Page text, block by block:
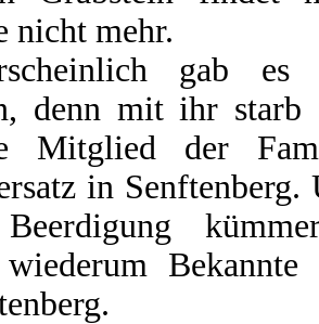
nicht mehr.
gab es
denn mit ihr starb
Mitglied der
in Senftenberg.
Bekannte